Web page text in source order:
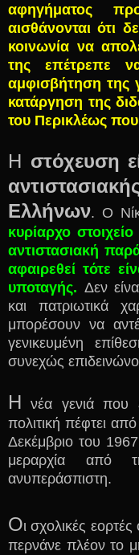
αφηγήματος
αισθάνονται ότι
κοινωνία να
της επέτρεπε
αμφισβήτηση της
κατάργηση της
του Περικλέως
Η στόχευση
Ελλήνων. Ο
κυρίαρχο
αντιστασιακή
αφαιρεθεί τότε
υποταγής. Δεν
και πατριωτικά
μπορέσουν να
γενικευμένη
συνεχώς
Η νέα γενιά που
πολιτική πέφτει
Δεκέμβριο του
μεραρχία από
ανυπεράσπιστη.
Οι σχολικές
περνάνε πλέον το